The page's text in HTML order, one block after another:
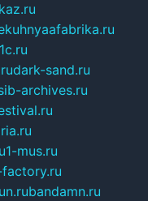
dark-sand.ru
archives.ru
1-mus.ru
bandamn.ru